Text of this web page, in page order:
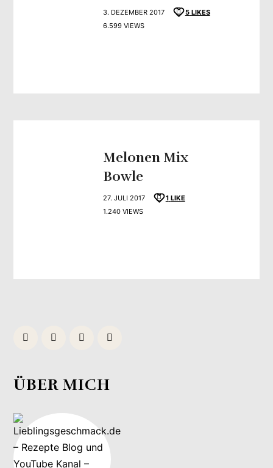
3. DEZEMBER 2017 5 LIKES
6.599 VIEWS
Melonen Mix
Bowle
27. JULI 2017 1 LIKE
1.240 VIEWS
ÜBER MICH